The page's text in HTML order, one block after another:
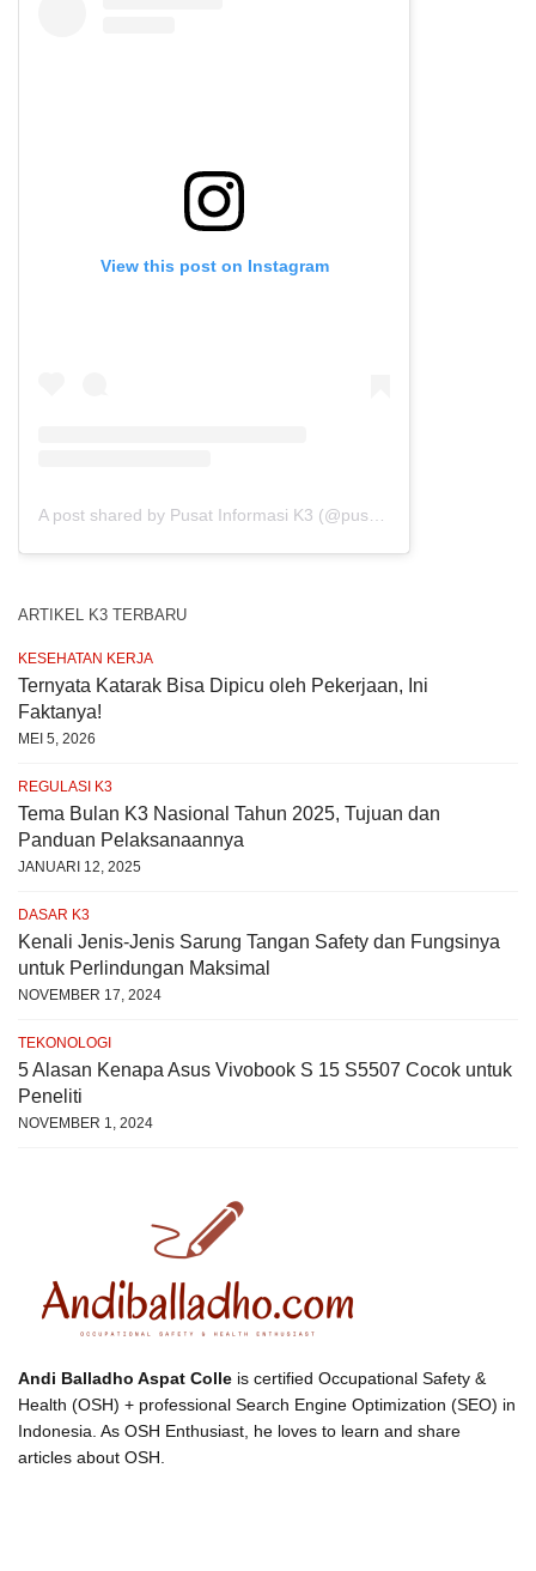
View this post on Instagram
ARTIKEL K3 TERBARU
KESEHATAN KERJA
Ternyata Katarak Bisa Dipicu oleh Pekerjaan, Ini
Faktanya!
MEI 5, 2026
REGULASI K3
Tema Bulan K3 Nasional Tahun 2025, Tujuan dan
Panduan Pelaksanaannya
JANUARI 12, 2025
DASAR K3
Kenali Jenis-Jenis Sarung Tangan Safety dan Fungsinya
untuk Perlindungan Maksimal
NOVEMBER 17, 2024
TEKONOLOGI
5 Alasan Kenapa Asus Vivobook S 15 S5507 Cocok untuk
Peneliti
NOVEMBER 1, 2024
Andi Balladho Aspat Colle is certified Occupational Safety &
Health (OSH) + professional Search Engine Optimization (SEO) in
Indonesia. As OSH Enthusiast, he loves to learn and share
articles about OSH.